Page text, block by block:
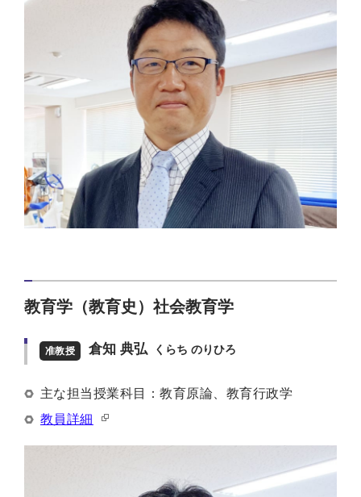
教育学（教育史）社会教育学
准教授 倉知 典弘 くらち のりひろ
主な担当授業科目：教育原論、教育行政学
教員詳細